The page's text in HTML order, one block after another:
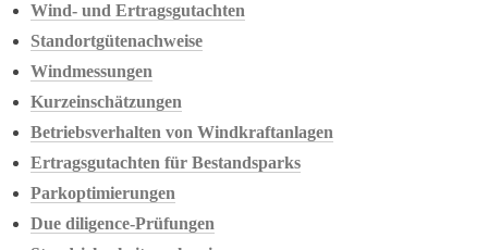
Wind- und Ertragsgutachten
Standortgütenachweise
Windmessungen
Kurzeinschätzungen
Betriebsverhalten von Windkraftanlagen
Ertragsgutachten für Bestandsparks
Parkoptimierungen
Due diligence-Prüfungen